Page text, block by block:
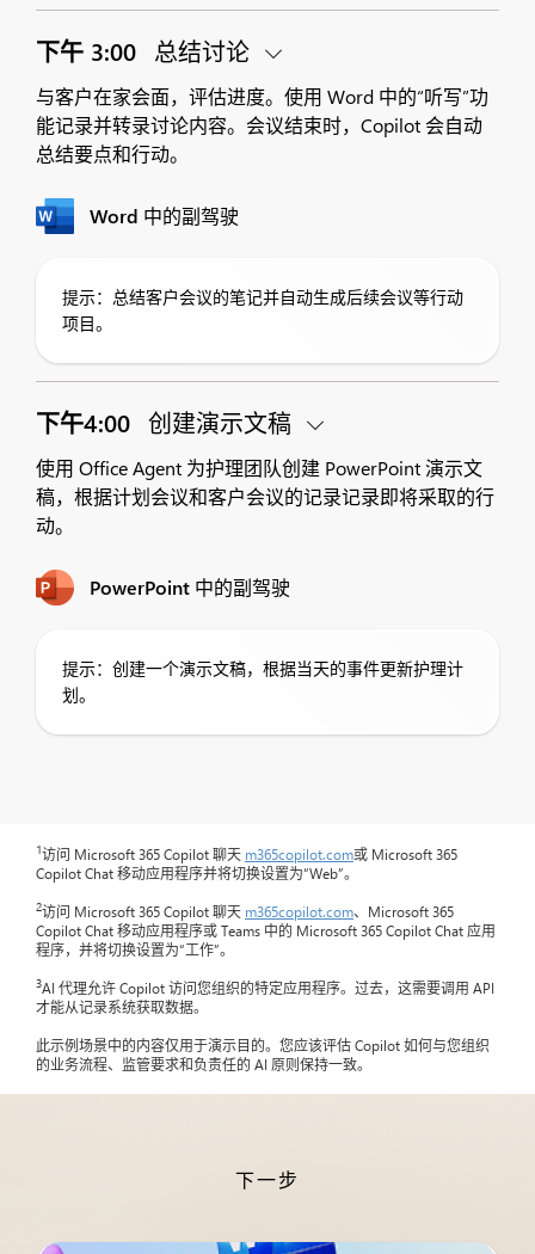
下午 3:00 总结讨论
与客户在家会面，评估进度。使用 Word 中的“听写”功
能记录并转录讨论内容。会议结束时，Copilot 会自动
总结要点和行动。
Word 中的副驾驶
提示：总结客户会议的笔记并自动生成后续会议等行动
项目。
下午4:00 创建演示文稿
使用 Office Agent 为护理团队创建 PowerPoint 演示文
稿，根据计划会议和客户会议的记录记录即将采取的行
动。
PowerPoint 中的副驾驶
提示：创建一个演示文稿，根据当天的事件更新护理计
划。
1访问 Microsoft 365 Copilot 聊天 m365copilot.com或 Microsoft 365
Copilot Chat 移动应用程序并将切换设置为“Web”。
2访问 Microsoft 365 Copilot 聊天 m365copilot.com、Microsoft 365
Copilot Chat 移动应用程序或 Teams 中的 Microsoft 365 Copilot Chat 应用
程序，并将切换设置为“工作”。
3AI 代理允许 Copilot 访问您组织的特定应用程序。过去，这需要调用 API
才能从记录系统获取数据。
此示例场景中的内容仅用于演示目的。您应该评估 Copilot 如何与您组织
的业务流程、监管要求和负责任的 AI 原则保持一致。
下一步